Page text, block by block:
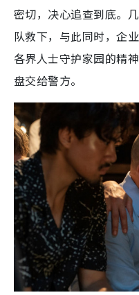
密切，决心追查到底。
队救下，与此同时，企
各界人士守护家园的精
盘交给警方。